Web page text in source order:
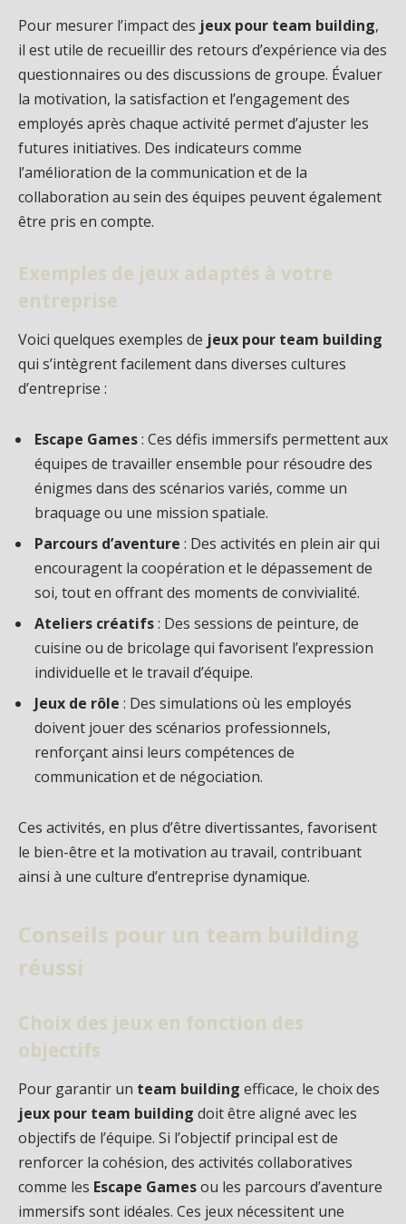
Pour mesurer l’impact des jeux pour team building,
il est utile de recueillir des retours d’expérience via des
questionnaires ou des discussions de groupe. Évaluer
la motivation, la satisfaction et l’engagement des
employés après chaque activité permet d’ajuster les
futures initiatives. Des indicateurs comme
l’amélioration de la communication et de la
collaboration au sein des équipes peuvent également
être pris en compte.
Exemples de jeux adaptés à votre
entreprise
Voici quelques exemples de jeux pour team building
qui s’intègrent facilement dans diverses cultures
d’entreprise :
Escape Games: Ces défis immersifs permettent aux
équipes de travailler ensemble pour résoudre des
énigmes dans des scénarios variés, comme un
braquage ou une mission spatiale.
Parcours d’aventure : Des activités en plein air qui
encouragent la coopération et le dépassement de
soi, tout en offrant des moments de convivialité.
Ateliers créatifs: Des sessions de peinture, de
cuisine ou de bricolage qui favorisent l’expression
individuelle et le travail d’équipe.
Jeux de rôle : Des simulations où les employés
doivent jouer des scénarios professionnels,
renforçant ainsi leurs compétences de
communication et de négociation.
Ces activités, en plus d’être divertissantes, favorisent
le bien-être et la motivation au travail, contribuant
ainsi à une culture d’entreprise dynamique.
Conseils pour un team building
réussi
Choix des jeux en fonction des
objectifs
Pour garantir un team building efficace, le choix des
jeux pour team building doit être aligné avec les
objectifs de l’équipe. Si l’objectif principal est de
renforcer la cohésion, des activités collaboratives
comme les Escape Gamesou les parcours d’aventure
immersifs sont idéales. Ces jeux nécessitent une